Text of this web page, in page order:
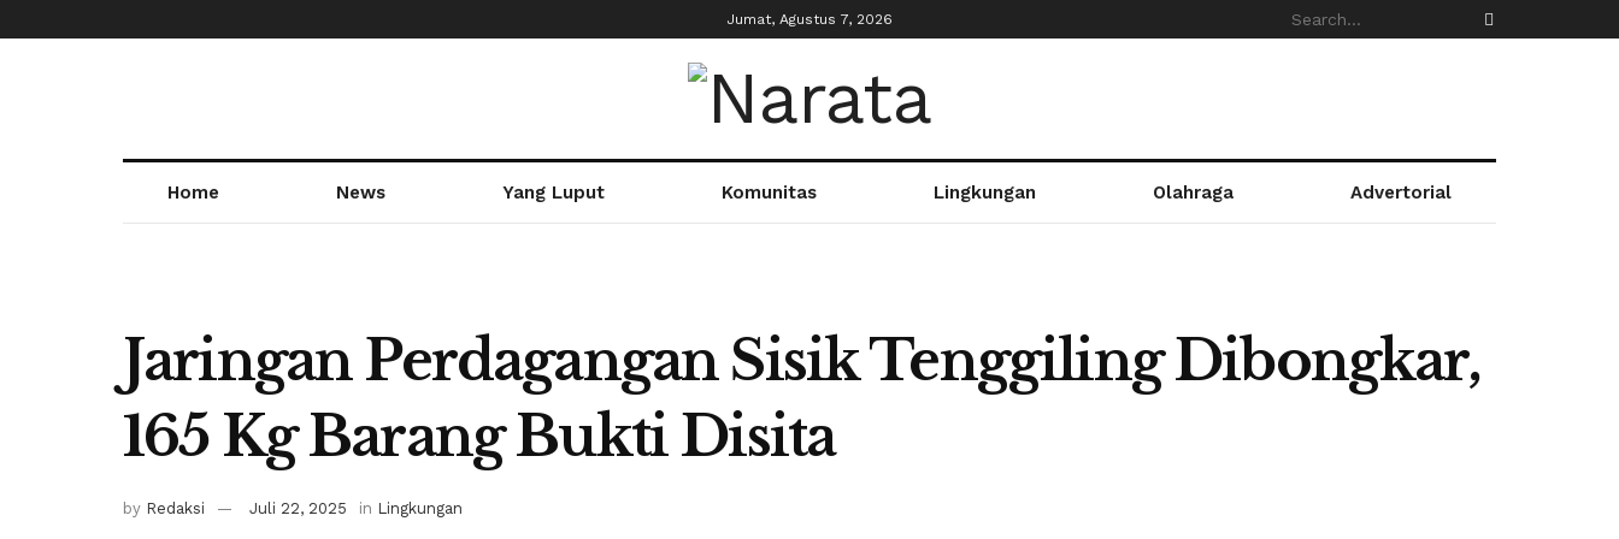
Jumat, Agustus 7, 2026
Home News Yang Luput Komunitas Lingkungan Olahraga Advertorial
Jaringan Perdagangan Sisik Tenggiling Dibongkar,
165 Kg Barang Bukti Disita
by Redaksi Juli 22, 2025 in Lingkungan